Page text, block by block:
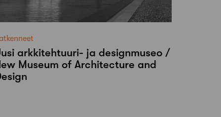
arkkitehtuuri- ja designmuseo /
Museum of Architecture and